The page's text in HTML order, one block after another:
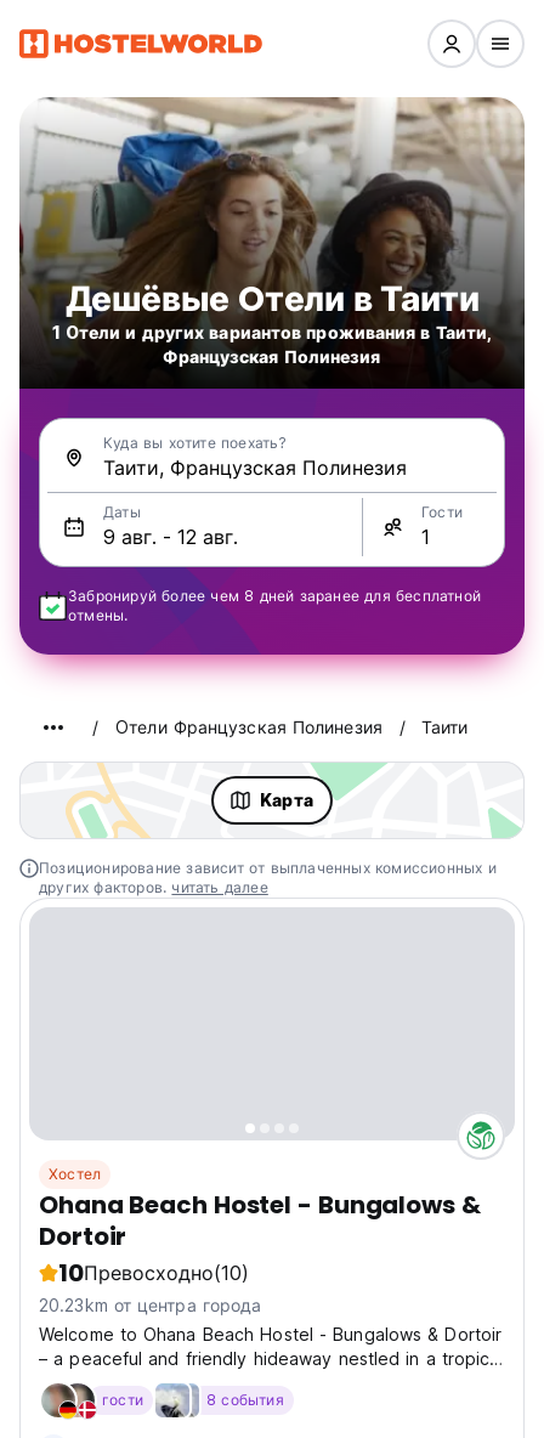
Дешёвые Oтели в Таити
1 Oтели и других вариантов проживания в Таити,
Французская Полинезия
Куда вы хотите поехать?
Даты Гости
Забронируй более чем 8 дней заранее для бесплатной
отмены.
Oтели Французская Полинезия Таити
Kарта
Позиционирование зависит от выплаченных комиссионных и
других факторов. читать далее
Хостел
Ohana Beach Hostel - Bungalows &
Dortoir
10Превосходно(10)
20.23km от центра города
Welcome to Ohana Beach Hostel - Bungalows & Dortoir
– a peaceful and friendly hideaway nestled in a tropical
garden, right across from a beautiful family beach.
Whether you're here to surf gentle waves, ride a
гости 8 события